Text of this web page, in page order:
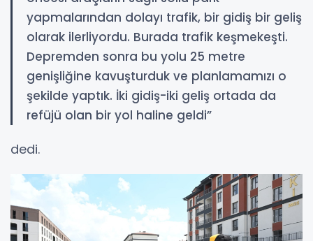
yapmalarından dolayı trafik, bir gidiş bir geliş
olarak ilerliyordu. Burada trafik keşmekeşti.
Depremden sonra bu yolu 25 metre
genişliğine kavuşturduk ve planlamamızı o
şekilde yaptık. İki gidiş-iki geliş ortada da
refüjü olan bir yol haline geldi”
dedi.